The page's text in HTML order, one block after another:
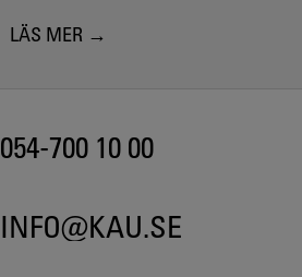
LÄS MER
054-700 10 00
INFO@KAU.SE